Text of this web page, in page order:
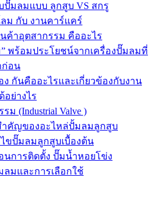
ปั๊มลมแบบ ลูกสูบ VS สกรู
ม กับ งานคาร์แคร์
ค้าอุตสากรรม คืออะไร
พร้อมประโยชน์จากเครื่องปั๊มลมที่
ก่อน
กันคืออะไรและเกี่ยวข้องกับงาน
อย่างไร
ม (Industrial Valve )
คัญของอะไหล่ปั้มลมลูกสูบ
ขปั๊มลมลูกสูบเบื้องต้น
นการติดตั้ง ปั๊มน้ำหอยโข่ง
ลมและการเลือกใช้